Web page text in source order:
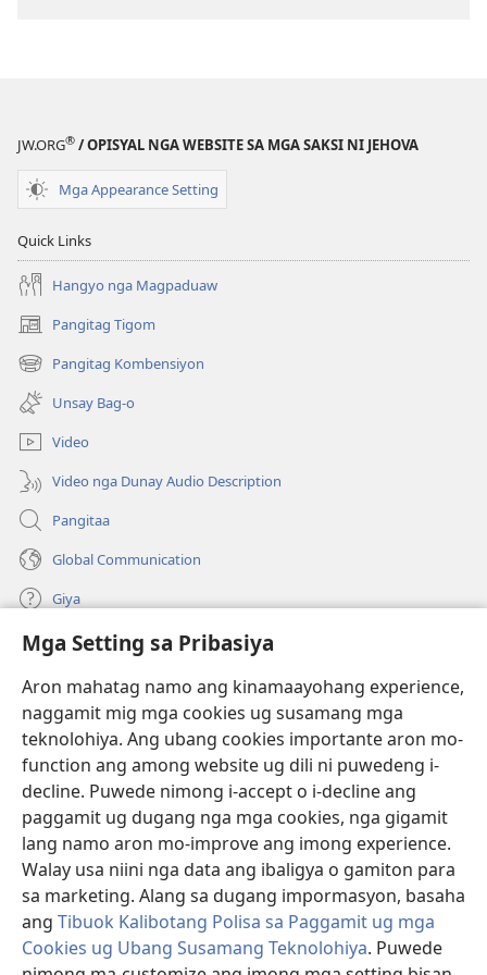
Mga Setting sa Pribasiya
Aron mahatag namo ang kinamaayohang experience,
naggamit mig mga cookies ug susamang mga
teknolohiya. Ang ubang cookies importante aron mo-
function ang among website ug dili ni puwedeng i-
decline. Puwede nimong i-accept o i-decline ang
paggamit ug dugang nga mga cookies, nga gigamit
lang namo aron mo-improve ang imong experience.
Walay usa niini nga data ang ibaligya o gamiton para
sa marketing. Alang sa dugang impormasyon, basaha
ang Tibuok Kalibotang Polisa sa Paggamit ug mga
Cookies ug Ubang Susamang Teknolohiya. Puwede
RebisadongRebisadong
JW.ORG® / OPISYAL NGA WEBSITE SA MGA SAKSI NI JEHOVA
Mga Appearance Setting
Quick Links
Hangyo nga Magpaduaw
Pangitag Tigom
(mo-
open
ug
bag-
ong
window)
Pangitag Kombensiyon
(mo-
open
ug
bag-
ong
window)
Unsay Bag-o
Video
Video nga Dunay Audio Description
Pangitaa
Global Communication
Giya
Donasyon
(mo-
open
bag-
ong
window)
Watchtower ONLINE NGA LIBRARYA
(mo-
open
ug
bag-
window)
JW Hub
(mo-
open
ug
bag-
ong
window)
JW Library
Watchtower Library